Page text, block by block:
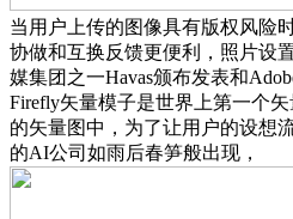
当用户上传的图像具有版权风险
协做和互换反馈更便利，照片设
媒集团之一Havas颁布发表和
Firefly矢量模子是世界上第一个
的矢量图中，为了让用户的设想
的AI公司如雨后春笋般出现，